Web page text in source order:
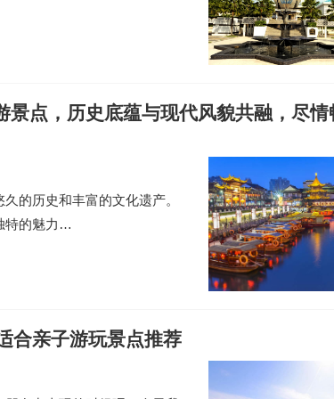
景点，历史底蕴与现代风貌共融，尽情
的历史和丰富的文化遗产。
特的魅力…
合亲子游玩景点推荐